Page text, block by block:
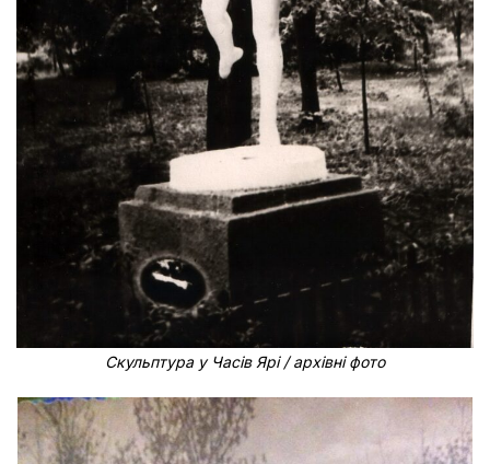
Скульптура у Часів Ярі / архівні фото